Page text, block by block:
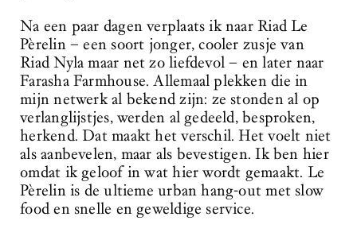
Na een paar dagen verplaats ik naar Riad Le
Pèrelin – een soort jonger, cooler zusje van
Riad Nyla maar net zo liefdevol – en later naar
Farasha Farmhouse. Allemaal plekken die in
mijn netwerk al bekend zijn: ze stonden al op
verlanglijstjes, werden al gedeeld, besproken,
herkend. Dat maakt het verschil. Het voelt niet
als aanbevelen, maar als bevestigen. Ik ben hier
omdat ik geloof in wat hier wordt gemaakt. Le
Pèrelin is de ultieme urban hang-out met slow
food en snelle en geweldige service.